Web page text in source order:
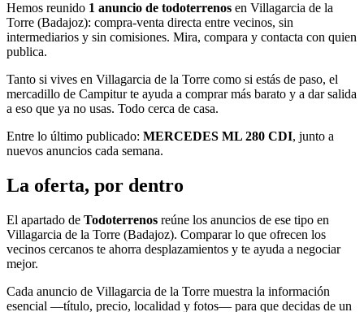
Hemos reunido 1 anuncio de todoterrenos en Villagarcia de la
Torre (Badajoz): compra-venta directa entre vecinos, sin
intermediarios y sin comisiones. Mira, compara y contacta con quien
publica.
Tanto si vives en Villagarcia de la Torre como si estás de paso, el
mercadillo de Campitur te ayuda a comprar más barato y a dar salida
a eso que ya no usas. Todo cerca de casa.
Entre lo último publicado: MERCEDES ML 280 CDI, junto a
nuevos anuncios cada semana.
La oferta, por dentro
El apartado de Todoterrenos reúne los anuncios de ese tipo en
Villagarcia de la Torre (Badajoz). Comparar lo que ofrecen los
vecinos cercanos te ahorra desplazamientos y te ayuda a negociar
mejor.
Cada anuncio de Villagarcia de la Torre muestra la información
esencial —título, precio, localidad y fotos— para que decidas de un